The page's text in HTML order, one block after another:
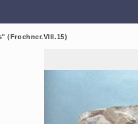
(Froehner.VIII.15)